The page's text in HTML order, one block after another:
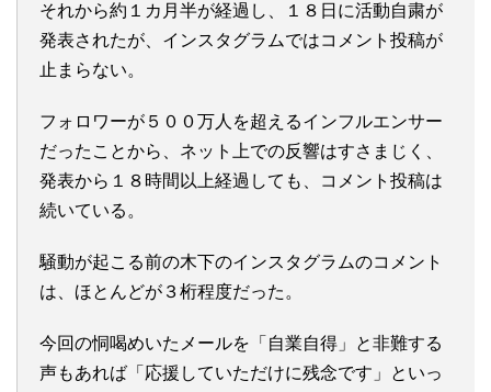
それから約１カ月半が経過し、１８日に活動自粛が
発表されたが、インスタグラムではコメント投稿が
止まらない。
フォロワーが５００万人を超えるインフルエンサー
だったことから、ネット上での反響はすさまじく、
発表から１８時間以上経過しても、コメント投稿は
続いている。
騒動が起こる前の木下のインスタグラムのコメント
は、ほとんどが３桁程度だった。
今回の恫喝めいたメールを「自業自得」と非難する
声もあれば「応援していただけに残念です」といっ